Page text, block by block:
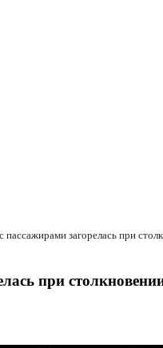
пассажирами загорелась при
при